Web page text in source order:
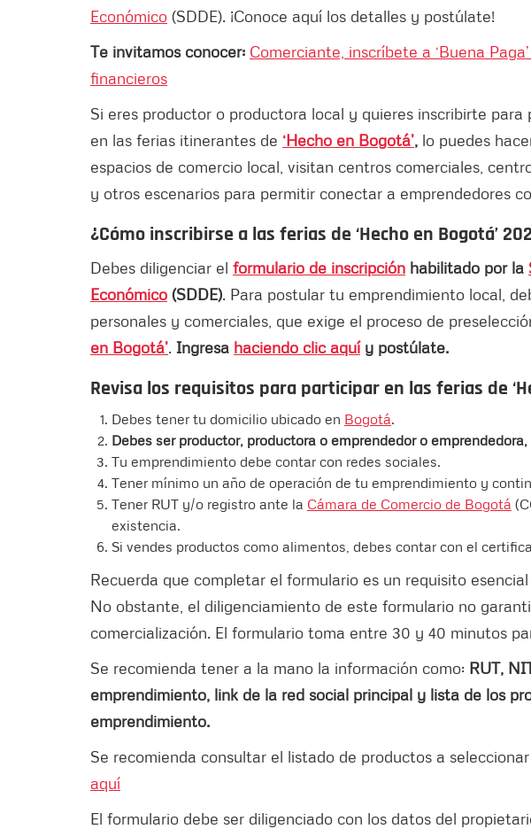
Económico (SDDE). ¡Conoce aquí los detalles y postúlate!
Te invitamos conocer: Comerciante, inscríbete a ‘Buena
financieros
Si eres productor o productora local y quieres inscribirte
en las ferias itinerantes de ‘Hecho en Bogotá’, lo puedes
espacios de comercio local, visitan centros comerciales,
y otros escenarios para permitir conectar a emprendedores
¿Cómo inscribirse a las ferias de ‘Hecho en Bogotá’
Debes diligenciar el formulario de inscripción habilitado por la
Económico (SDDE). Para postular tu emprendimiento local,
personales y comerciales, que exige el proceso de
en Bogotá’. Ingresa haciendo clic aquíy postúlate.
Revisa los requisitos para participar en las ferias de
Debes tener tu domicilio ubicado en Bogotá.
Debes ser productor, productora o emprendedor o
Tu emprendimiento debe contar con redes sociales.
Tener mínimo un año de operación de tu emprendimiento y
Tener RUT y/o registro ante la Cámara de Comercio de Bogotá
existencia.
Si vendes productos como alimentos, debes contar con el
Recuerda que completar el formulario es un requisito
No obstante, el diligenciamiento de este formulario no
comercialización. El formulario toma entre 30 y 40 minutos
Se recomienda tener a la mano la información como: RUT,
emprendimiento, link de la red social principal y lista de los
emprendimiento.
Se recomienda consultar el listado de productos a
aquí
El formulario debe ser diligenciado con los datos del